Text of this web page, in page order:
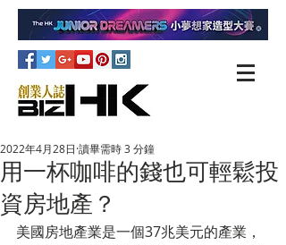
用一杯咖啡的錢也可輕鬆投
資房地產？
2022年4月28日 讀畢需時 3 分鐘
美國房地產業是一個37兆美元的產業，